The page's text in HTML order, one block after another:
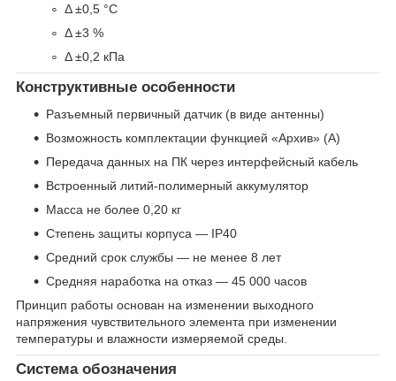
Δ ±0,5 °С
Δ ±3 %
Δ ±0,2 кПа
Конструктивные особенности
Разъемный первичный датчик (в виде антенны)
Возможность комплектации функцией «Архив» (А)
Передача данных на ПК через интерфейсный кабель
Встроенный литий-полимерный аккумулятор
Масса не более 0,20 кг
Степень защиты корпуса — IP40
Средний срок службы — не менее 8 лет
Средняя наработка на отказ — 45 000 часов
Принцип работы основан на изменении выходного
напряжения чувствительного элемента при изменении
температуры и влажности измеряемой среды.
Система обозначения